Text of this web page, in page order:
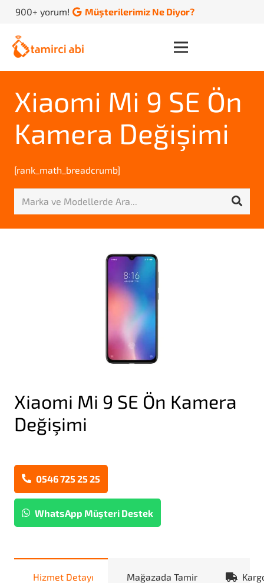
900+ yorum! Müşterilerimiz Ne Diyor?
Xiaomi Mi 9 SE Ön
Kamera Değişimi
[rank_math_breadcrumb]
Xiaomi Mi 9 SE Ön Kamera
Değişimi
0546 725 25 25
WhatsApp Müşteri Destek
Hizmet Detayı Mağazada Tamir